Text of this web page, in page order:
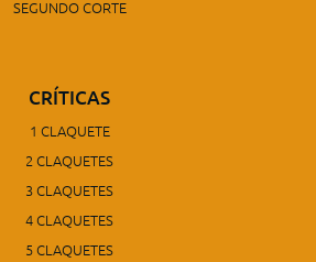
SEGUNDO CORTE
CRÍTICAS
1 CLAQUETE
2 CLAQUETES
3 CLAQUETES
4 CLAQUETES
5 CLAQUETES